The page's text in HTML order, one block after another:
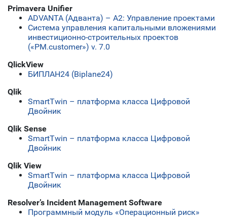
Primavera Unifier
ADVANTA (Адванта) – А2: Управление проектами
Система управления капитальными вложениями
инвестиционно-строительных проектов
(«PM.customer») v. 7.0
QlickView
БИПЛАН24 (Biplane24)
Qlik
SmartTwin – платформа класса Цифровой
Двойник
Qlik Sense
SmartTwin – платформа класса Цифровой
Двойник
Qlik View
SmartTwin – платформа класса Цифровой
Двойник
Resolver’s Incident Management Software
Программный модуль «Операционный риск»